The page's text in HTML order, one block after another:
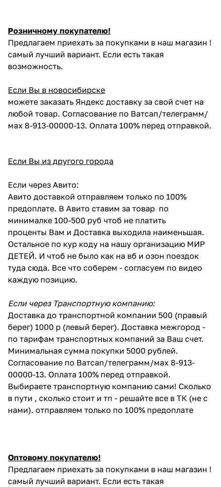
Розничному покупателю!
Предлагаем приехать за покупками в наш магазин !
самый лучший вариант. Если есть такая
возможность.
Если Вы в новосибирске
можете заказать Яндекс доставку за свой счет на
любой товар. Согласование по Ватсап/телеграмм/
мах 8-913-00000-13. Оплата 100% перед отправкой.
Если Вы из другого города
Если через Авито:
Авито доставкой отправляем только по 100%
предоплате. В Авито ставим за товар по
минималке 100-500 руб чтоб не платить
проценты Вам и Доставка выходила наименьшая.
Остальное по кур коду на нашу организацию МИР
ДЕТЕЙ. И чтоб не было как на вб и озон поездок
туда сюда. Все что соберем - согласуем по видео
каждую позицию.
Если через Транспортную компанию:
Доставка до транспортной компании 500 (правый
берег) 1000 р (левый берег). Доставка межгород -
по тарифам транспортных компаний за Ваш счет.
Минимальная сумма покупки 5000 рублей.
Согласование по Ватсап/телеграмм/мах 8-913-
00000-13. Оплата 100% перед отправкой.
Выбираете транспортную компанию сами! Сколько
в пути , сколько стоит и тп - решайте все в ТК (не с
нами). отправляем только по 100% предоплате
Оптовому покупателю!
Предлагаем приехать за покупками в наш магазин !
самый лучший вариант. Если есть такая